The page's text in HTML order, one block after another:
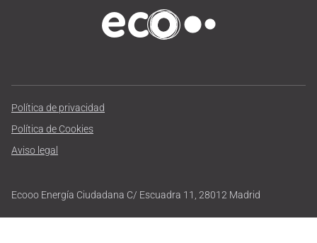
Política de privacidad
Política de Cookies
Aviso legal
Ecooo Energía Ciudadana C/ Escuadra 11, 28012 Madrid